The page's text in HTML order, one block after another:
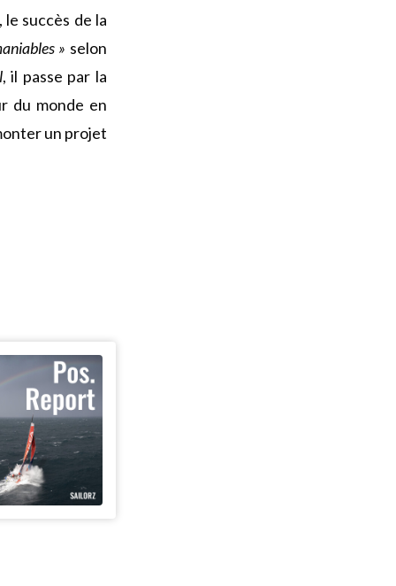
succès de la
» selon
, il passe par la
du monde en
un projet